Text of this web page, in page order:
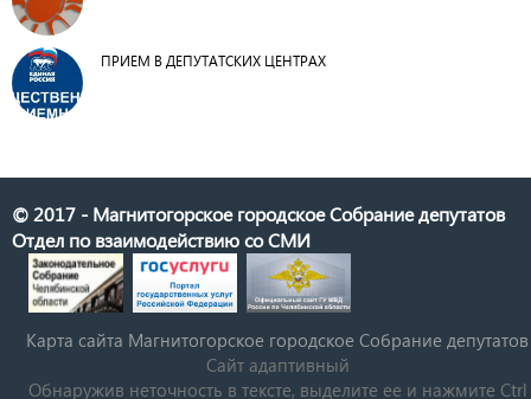
ПРИЕМ В ДЕПУТАТСКИХ ЦЕНТРАХ
© 2017 - Магнитогорское городское Собрание депутатов
Отдел по взаимодействию со СМИ
Карта сайта Магнитогорское городское Cобрание депутатов
Сайт адаптивный
Обнаружив неточность в тексте, выделите ее и нажмите Ctrl